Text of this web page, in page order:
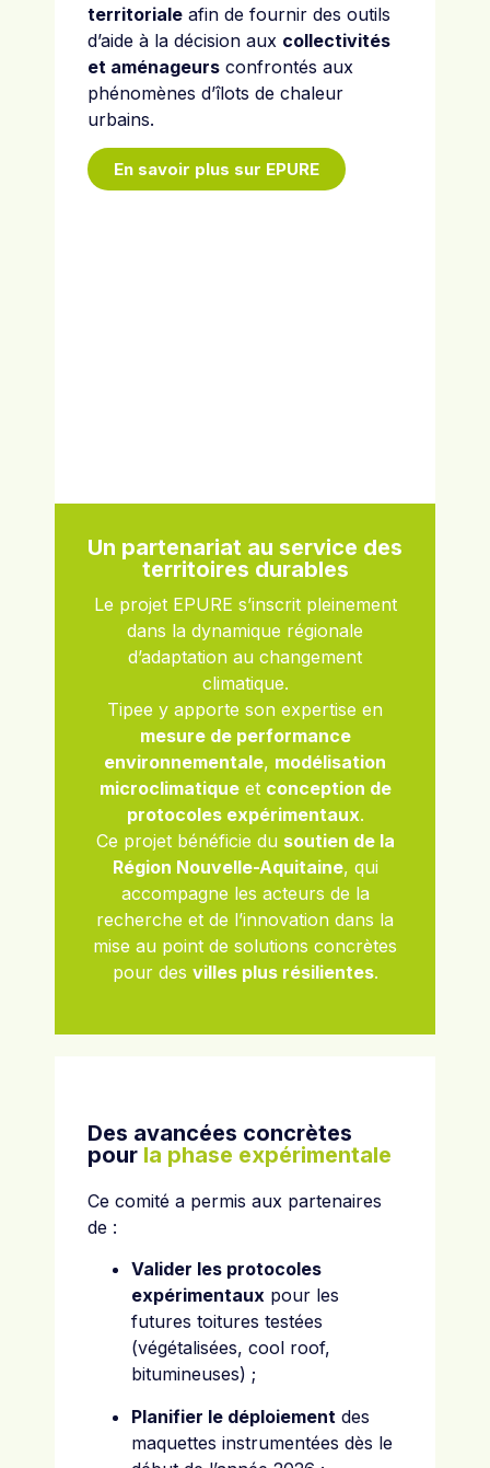
territoriale afin de fournir des outils
d’aide à la décision aux collectivités
et aménageurs confrontés aux
phénomènes d’îlots de chaleur
urbains.
En savoir plus sur EPURE
Un partenariat au service des
territoires durables
Le projet EPURE s’inscrit pleinement
dans la dynamique régionale
d’adaptation au changement
climatique.
Tipee y apporte son expertise en
mesure de performance
environnementale, modélisation
microclimatiqueet conception de
protocoles expérimentaux.
Ce projet bénéficie du soutien de la
Région Nouvelle-Aquitaine, qui
accompagne les acteurs de la
recherche et de l’innovation dans la
mise au point de solutions concrètes
pour des villes plus résilientes.
Des avancées concrètes
pour la phase expérimentale
Ce comité a permis aux partenaires
de :
Valider les protocoles
expérimentaux pour les
futures toitures testées
(végétalisées, cool roof,
bitumineuses) ;
Planifier le déploiement des
maquettes instrumentées dès le